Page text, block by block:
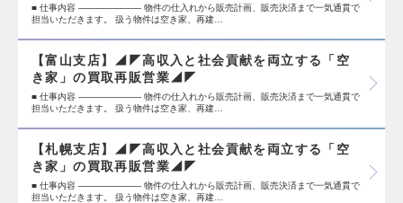
■ 仕事内容 ────────── 物件の仕入れから販売計画、販売決済まで一気通貫で
担当いただきます。 扱う物件は空き家、再建…
【富山支店】◢◤高収入と社会貢献を両立する「空
き家」の買取再販営業◢◤
■ 仕事内容 ────────── 物件の仕入れから販売計画、販売決済まで一気通貫で
担当いただきます。 扱う物件は空き家、再建…
【札幌支店】◢◤高収入と社会貢献を両立する「空
き家」の買取再販営業◢◤
■ 仕事内容 ────────── 物件の仕入れから販売計画、販売決済まで一気通貫で
担当いただきます。 扱う物件は空き家、再建…